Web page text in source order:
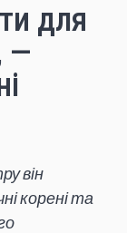
для
—
він
корені та